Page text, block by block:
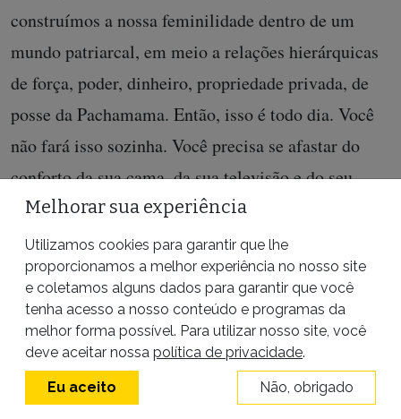
construímos a nossa feminilidade dentro de um
mundo patriarcal, em meio a relações hierárquicas
de força, poder, dinheiro, propriedade privada, de
posse da Pachamama. Então, isso é todo dia. Você
não fará isso sozinha. Você precisa se afastar do
conforto da sua cama, da sua televisão e do seu
computador e caminhar para encontrar suas
companheiras, encontrar suas irmãs e ter isso em
sua vida como algo sagrado.
Nós nos organizamos por tecidos. Cada tecido em
cada território tece o feminismo comunitário. Mas,
nos momentos de decisão, elas são tomadas por
aquelas que dedicaram sua vida a isso. Estamos no
Melhorar sua experiência
Utilizamos cookies para garantir que lhe
proporcionamos a melhor experiência no nosso site
e coletamos alguns dados para garantir que você
tenha acesso a nosso conteúdo e programas da
melhor forma possível. Para utilizar nosso site, você
deve aceitar nossa política de privacidade.
Eu aceito Não, obrigado